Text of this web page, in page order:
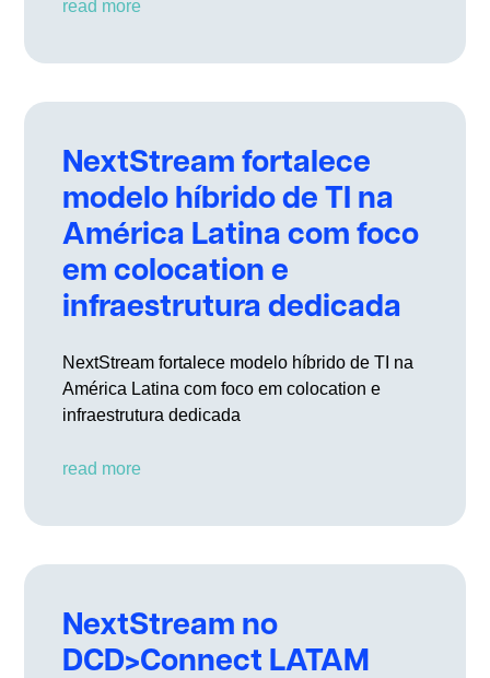
read more
NextStream fortalece
modelo híbrido de TI na
América Latina com foco
em colocation e
infraestrutura dedicada
NextStream fortalece modelo híbrido de TI na
América Latina com foco em colocation e
infraestrutura dedicada
read more
NextStream no
DCD>Connect LATAM